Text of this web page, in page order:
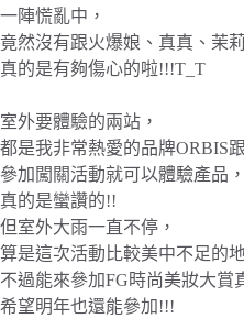
一陣慌亂中，
竟然沒有跟火爆娘、真真、茉
真的是有夠傷心的啦!!!T_T
室外要體驗的兩站，
都是我非常熱愛的品牌ORBIS跟
參加闖關活動就可以體驗產品，
真的是蠻讚的!!
但室外大雨一直不停，
算是這次活動比較美中不足的
不過能來參加FG時尚美妝大賞
希望明年也還能參加!!!